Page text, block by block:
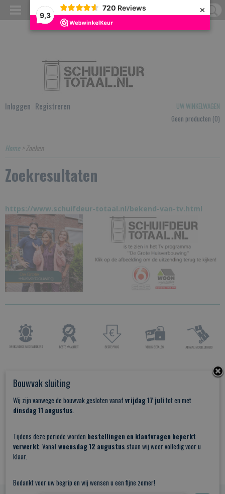
9,3
720 Reviews ×
Inloggen Registreren
UW WINKELWAGEN
Geen producten (0)
Home> Zoeken
Zoekresultaten
https://www.schuifdeur-totaal.nl/bekend-van-tv.html
Bouwvak sluiting
Wij zijn vanwege de bouwvak gesloten vanaf vrijdag 17 juli tot en met
dinsdag 11 augustus.
Tijdens deze periode worden bestellingen en klantvragen beperkt
verwerkt. Vanaf woensdag 12 augustus staan wij weer volledig voor u
klaar.
Bedankt voor uw begrip en wij wensen u een fijne zomer!